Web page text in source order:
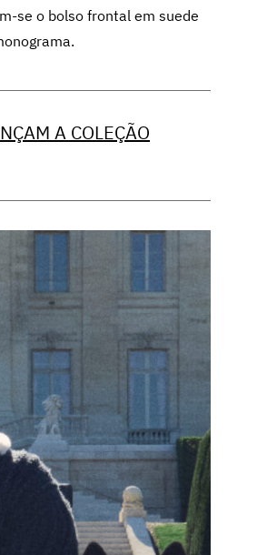
se o bolso frontal em suede
A COLEÇÃO